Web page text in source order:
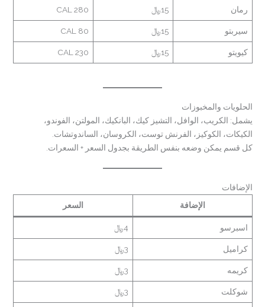
رمان 15﷼ 280 CAL
سيربتو 15﷼ 80 CAL
كيويتو 15﷼ 230 CAL
الحلويات والمخبوزات
يشمل: الكريب، الوافل، التشيز كيك، البانكيك، المولتن، الفوندو،
الكيكات، الكوكيز، الفرنش توست، الكروسان، الساندوتشات.
كل قسم يمكن وضعه بنفس الطريقة بجدول السعر + السعرات.
الإضافات
الإضافة
السعر
اسبرسو 4﷼
كراميل 3﷼
كريمه 3﷼
شوكلت 3﷼